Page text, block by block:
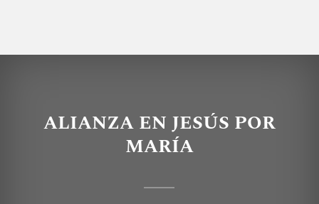
ALIANZA EN JESÚS POR
MARÍA